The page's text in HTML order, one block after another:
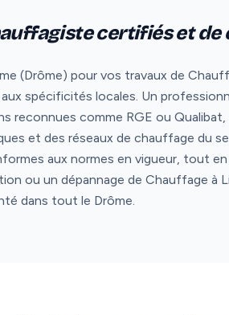
certifiés et de
(Drôme) pour vos travaux de
spécificités locales. Un
reconnues comme RGE ou
et des réseaux de chauffage du
aux normes en vigueur, tout
ou un dépannage de Chauffage à
dans tout le Drôme.